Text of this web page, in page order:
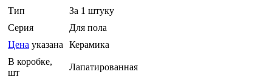
Тип
За 1 штуку
Серия
Для пола
Цена указана Керамика
В коробке,
шт
Лапатированная